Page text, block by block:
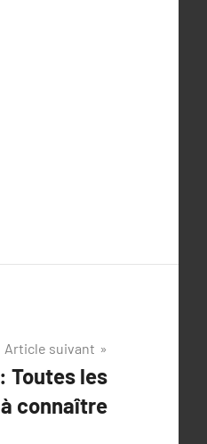
Article suivant
Toutes les
connaître